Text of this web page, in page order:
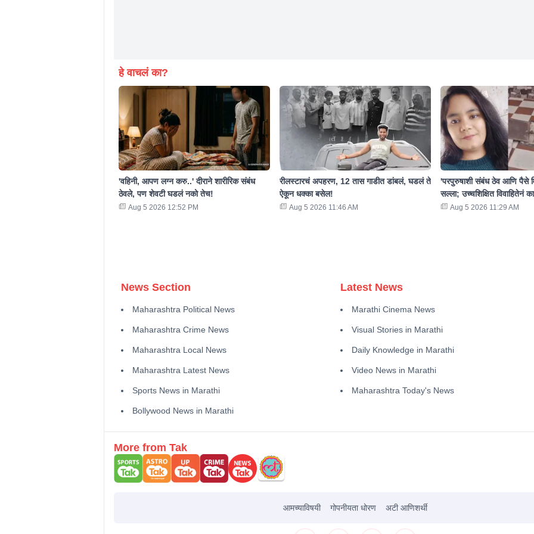
हे वाचलं का?
'वहिनी, आपण लग्न करु..' दीराने शारीरिक संबंध
ठेवले, पण शेवटी घडलं नको तेच!
Aug 5 2026 12:52 PM
रीलस्टारचं अपहरण, 12 तास गाडीत डांबलं, घडलं ते
ऐकून धक्का बसेल!
Aug 5 2026 11:46 AM
'परपुरुषाशी संबंध ठेव आणि पैसे
सल्ला; उच्चशिक्षित विवाहितेनं
Aug 5 2026 11:29 AM
News Section
Maharashtra Political News
Maharashtra Crime News
Maharashtra Local News
Maharashtra Latest News
Sports News in Marathi
Bollywood News in Marathi
Latest News
Marathi Cinema News
Visual Stories in Marathi
Daily Knowledge in Marathi
Video News in Marathi
Maharashtra Today's News
More from Tak
आमच्याविषयी गोपनीयता धोरण अटी आणिशर्थी